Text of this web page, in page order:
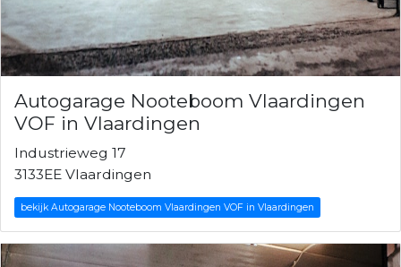
Autogarage Nooteboom Vlaardingen
VOF in Vlaardingen
Industrieweg 17
3133EE Vlaardingen
bekijk Autogarage Nooteboom Vlaardingen VOF in Vlaardingen